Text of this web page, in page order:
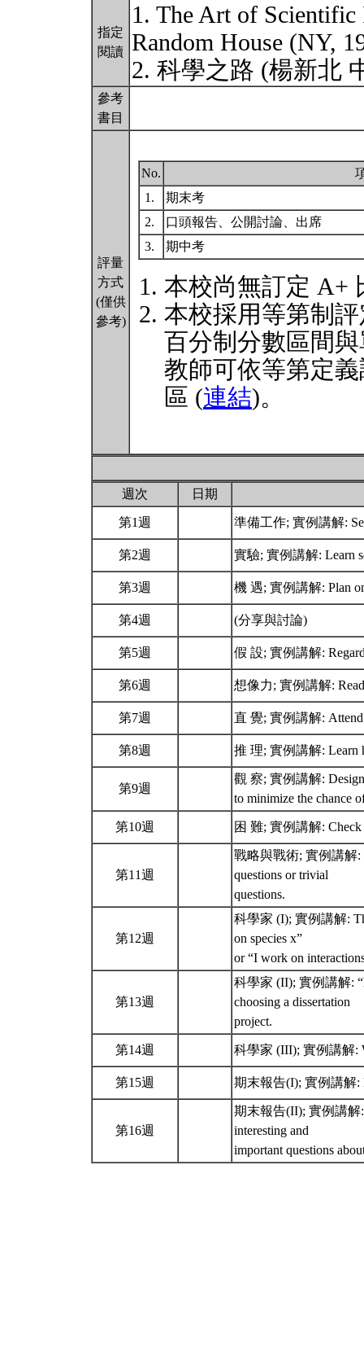
指定
閱讀
1. The Art of
Random House (NY,
2. 科學之路 (楊新北
參考
書目
評量
方式
(僅供
參考)
No.
1.
期末考
2.
口頭報告、公開討論、出席
3.
期中考
本校尚無訂定 A+
本校採用等第制
百分制分數區間
教師可依等第定
區 (連結)。
週次 日期
第1週 準備工作; 實例講解:
第2週 實驗; 實例講解: Learn
第3週 機 遇; 實例講解: Plan
第4週 (分享與討論)
第5週 假 設; 實例講解:
第6週 想像力; 實例講解:
第7週 直 覺; 實例講解: Attend
第8週 推 理; 實例講解: Learn
第9週
觀 察; 實例講解: Design
to minimize the chance
第10週 困 難; 實例講解: Check
第11週
戰略與戰術; 實例講解:
questions or trivial
questions.
第12週
科學家 (I); 實例講解:
on species x”
or “I work on
第13週
科學家 (II); 實例講解:
choosing a dissertation
project.
第14週 科學家 (III); 實例講解:
第15週 期末報告(I); 實例講解:
第16週
期末報告(II); 實例講解:
interesting and
important questions